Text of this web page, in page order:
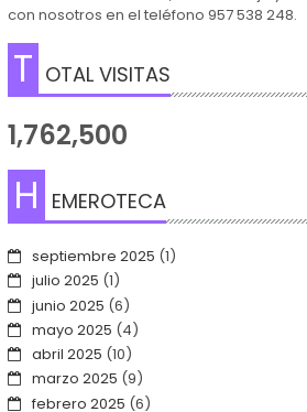
con nosotros en el teléfono 957 538 248.
T OTAL VISITAS
1,762,500
H EMEROTECA
septiembre 2025 (1)
julio 2025 (1)
junio 2025 (6)
mayo 2025 (4)
abril 2025 (10)
marzo 2025 (9)
febrero 2025 (6)